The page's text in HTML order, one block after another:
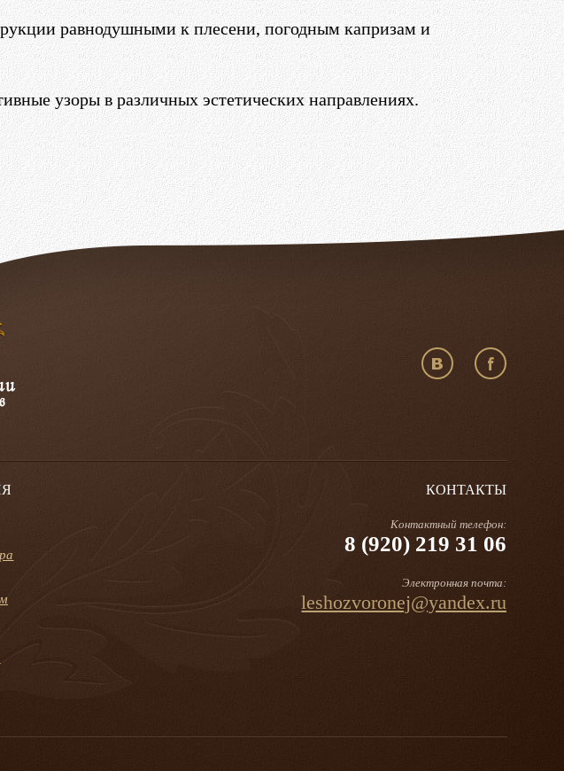
равнодушными к плесени, погодным капризам и
узоры в различных эстетических направлениях.
КОНТАКТЫ
Контактный телефон:
8 (920) 219 31 06
Электронная почта:
leshozvoronej@yandex.ru